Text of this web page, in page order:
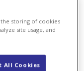
the storing of cookies
site usage, and
All Cookies